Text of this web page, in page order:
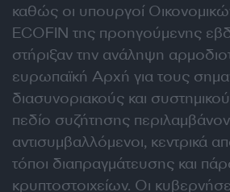
καθώς οι υπουργοί
ECOFIN της προηγούμενης
στήριξαν την ανάληψη
ευρωπαϊκή Αρχή για τους
διασυνοριακούς και
πεδίο συζήτησης
αντισυμβαλλόμενοι, κεντρικά
τόποι διαπραγμάτευσης και
κρυπτοστοιχείων. Οι